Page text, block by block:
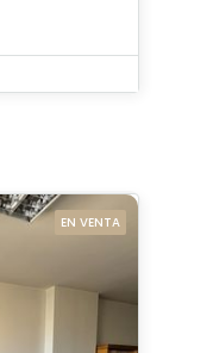
EN VENTA